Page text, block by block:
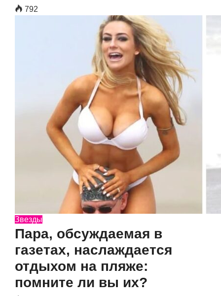
792
Звезды
Пара, обсуждаемая в
газетах, наслаждается
отдыхом на пляже:
помните ли вы их?